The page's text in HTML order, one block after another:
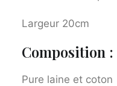
Largeur 20cm
Composition :
Pure laine et coton